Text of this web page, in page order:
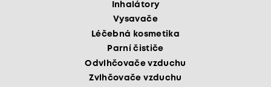
Inhalátory
Vysavače
Léčebná kosmetika
Parní čističe
Odvlhčovače vzduchu
Zvlhčovače vzduchu